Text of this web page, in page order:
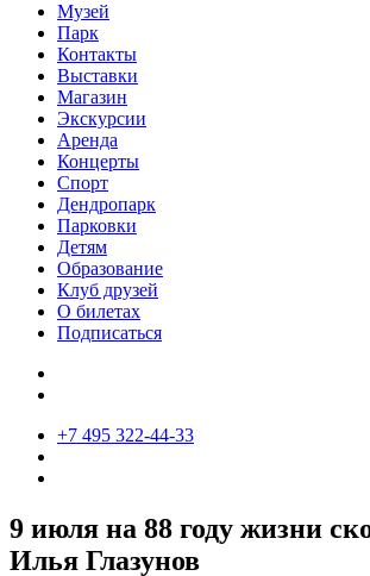
Музей
Парк
Контакты
Выставки
Магазин
Экскурсии
Аренда
Концерты
Спорт
Дендропарк
Парковки
Детям
Образование
Клуб друзей
О билетах
Подписаться
+7 495 322-44-33
9 июля на 88 году жизни
Илья Глазунов